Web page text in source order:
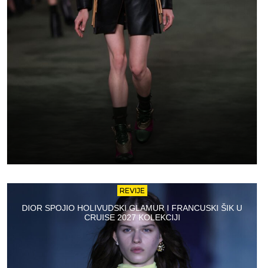
REVIJE
DIOR SPOJIO HOLIVUDSKI GLAMUR I FRANCUSKI ŠIK U
CRUISE 2027 KOLEKCIJI